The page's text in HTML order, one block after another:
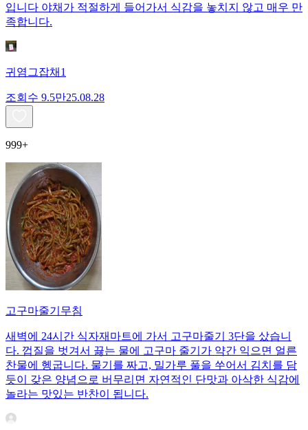
입니다 야채가 적절하게 들어가서 식감을 놓치지 않고 매우 만
족합니다.
귀염그잡채1
조회수 9.5만25.08.28
999+
고구마줄기무침
새벽에 24시간 식자재마트에 가서 고구마줄기 3단을 샀습니
다. 껍질을 벗겨서 끓는 물에 고구마 줄기가 약간 익으면 얼른
찬물에 헹굽니다. 물기를 짜고, 밀가루 풀을 쑤어서 김치를 담
듯이 갖은 양념으로 버무리면 자연적인 단맛과 아삭한 식감에
놀라는 맛있는 반찬이 됩니다.